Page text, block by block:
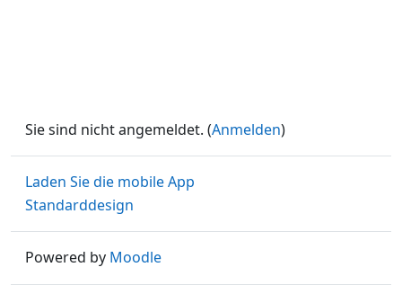
Sie sind nicht angemeldet. (Anmelden)
Laden Sie die mobile App
Standarddesign
Powered by Moodle